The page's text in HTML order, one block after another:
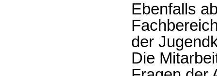
Ebenfalls
der
Die